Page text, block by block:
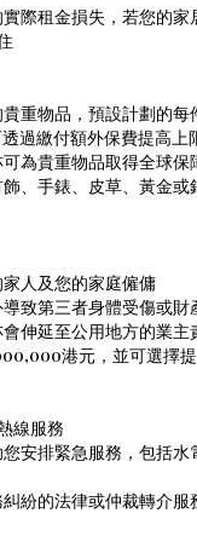
實際租金損失，若您的
貴重物品，預設計劃的每
過繳付額外保費提高上
可為貴重物品取得全球保
、手錶、皮草、黃金或
家人及您的家庭僱傭
導致第三者身體受傷或
會伸延至公用地方的業主
港元，並可選擇
線服務
您安排緊急服務，包括
糾紛的法律或仲裁轉介服